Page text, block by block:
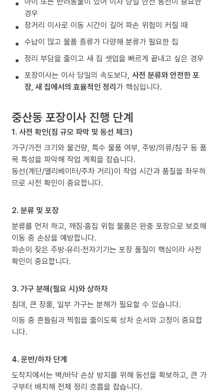
경우
장거리 이사로 이동 시간이 길어 파손 위험이 커질 때
수납이 많고 물품 종류가 다양해 분류가 필요한 집
정리 부담을 줄이고 새 집 셋업을 빠르게 끝내고 싶은 경우
포장이사는 이사 당일의 속도보다, 사전 분류와 안전한 포
장, 새 집에서의 효율적인 정리가 핵심입니다.
중산동 포장이사 진행 단계
1. 사전 확인(짐 규모 파악 및 동선 체크)
가구/가전 크기와 물건량, 특수 물품 여부, 주방/의류/침구 등 품
목 특성을 파악해 작업 계획을 잡습니다.
동선(계단/엘리베이터/주차 거리)이 작업 시간과 품질을 좌우하
므로 사전 확인이 중요합니다.
2. 분류 및 포장
분류를 먼저 하고, 깨짐·흠집 위험 물품은 완충 포장으로 보호해
이동 중 손상을 예방합니다.
파손이 잦은 주방·유리·전자기기는 포장 품질이 핵심이라 사전
확인이 중요합니다.
3. 가구 분해(필요 시)와 상하차
침대, 큰 장롱, 일부 가구는 분해가 필요할 수 있습니다.
이동 중 흔들림과 찍힘을 줄이도록 상차 순서와 고정이 중요합
니다.
4. 운반/하차 단계
도착지에서는 벽/바닥 손상 방지를 위해 동선을 확보하고, 큰 가
구부터 배치해 전체 정리 흐름을 잡습니다.